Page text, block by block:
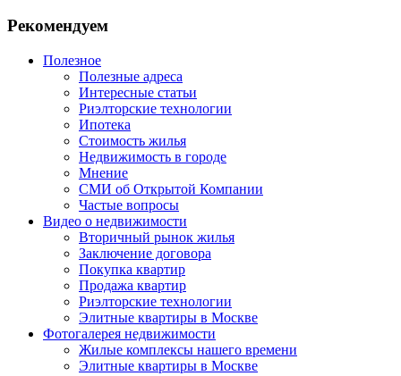
Рекомендуем
Полезное
Полезные адреса
Интересные статьи
Риэлторские технологии
Ипотека
Стоимость жилья
Недвижимость в городе
Мнение
СМИ об Открытой Компании
Частые вопросы
Видео о недвижимости
Вторичный рынок жилья
Заключение договора
Покупка квартир
Продажа квартир
Риэлторские технологии
Элитные квартиры в Москве
Фотогалерея недвижимости
Жилые комплексы нашего времени
Элитные квартиры в Москве